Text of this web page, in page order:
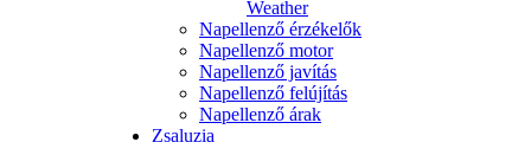
Weather
Napellenző érzékelők
Napellenző motor
Napellenző javítás
Napellenző felújítás
Napellenző árak
Zsaluzia